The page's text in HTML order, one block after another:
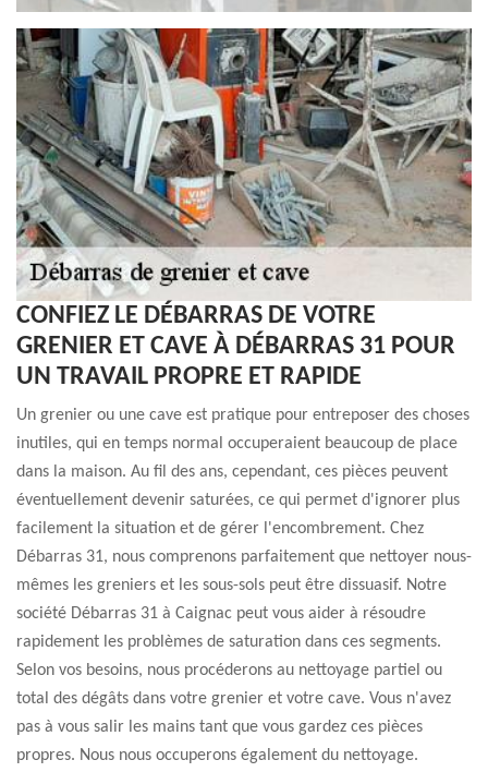
CONFIEZ LE DÉBARRAS DE VOTRE
GRENIER ET CAVE À DÉBARRAS 31 POUR
UN TRAVAIL PROPRE ET RAPIDE
Un grenier ou une cave est pratique pour entreposer des choses
inutiles, qui en temps normal occuperaient beaucoup de place
dans la maison. Au fil des ans, cependant, ces pièces peuvent
éventuellement devenir saturées, ce qui permet d'ignorer plus
facilement la situation et de gérer l'encombrement. Chez
Débarras 31, nous comprenons parfaitement que nettoyer nous-
mêmes les greniers et les sous-sols peut être dissuasif. Notre
société Débarras 31 à Caignac peut vous aider à résoudre
rapidement les problèmes de saturation dans ces segments.
Selon vos besoins, nous procéderons au nettoyage partiel ou
total des dégâts dans votre grenier et votre cave. Vous n'avez
pas à vous salir les mains tant que vous gardez ces pièces
propres. Nous nous occuperons également du nettoyage.